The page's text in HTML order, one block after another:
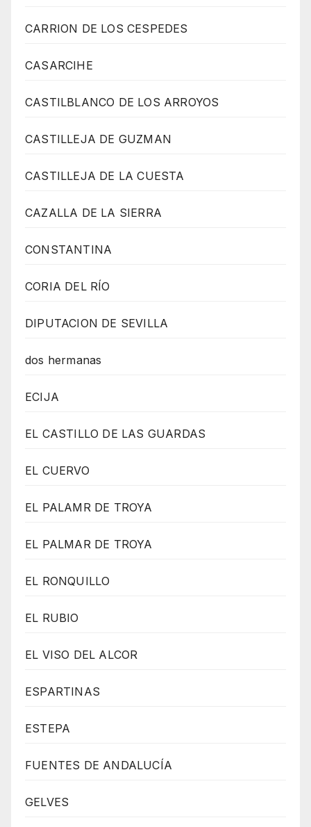
CARRION DE LOS CESPEDES
CASARCIHE
CASTILBLANCO DE LOS ARROYOS
CASTILLEJA DE GUZMAN
CASTILLEJA DE LA CUESTA
CAZALLA DE LA SIERRA
CONSTANTINA
CORIA DEL RÍO
DIPUTACION DE SEVILLA
dos hermanas
ECIJA
EL CASTILLO DE LAS GUARDAS
EL CUERVO
EL PALAMR DE TROYA
EL PALMAR DE TROYA
EL RONQUILLO
EL RUBIO
EL VISO DEL ALCOR
ESPARTINAS
ESTEPA
FUENTES DE ANDALUCÍA
GELVES